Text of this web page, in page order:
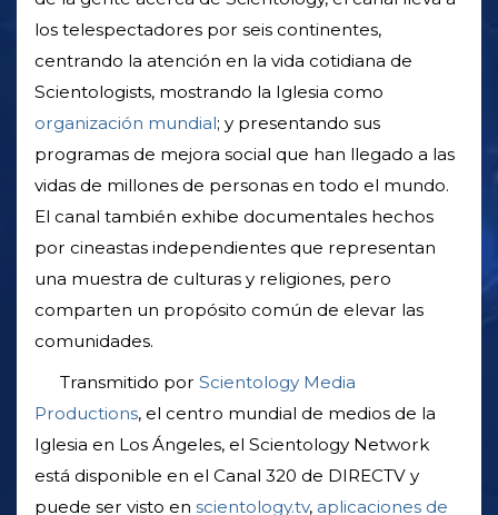
los telespectadores por seis continentes,
centrando la atención en la vida cotidiana de
Scientologists, mostrando la Iglesia como
organización mundial; y presentando sus
programas de mejora social que han llegado a las
vidas de millones de personas en todo el mundo.
El canal también exhibe documentales hechos
por cineastas independientes que representan
una muestra de culturas y religiones, pero
comparten un propósito común de elevar las
comunidades.
Transmitido por Scientology Media
Productions, el centro mundial de medios de la
Iglesia en Los Ángeles, el Scientology Network
está disponible en el Canal 320 de DIRECTV y
puede ser visto en scientology.tv, aplicaciones de